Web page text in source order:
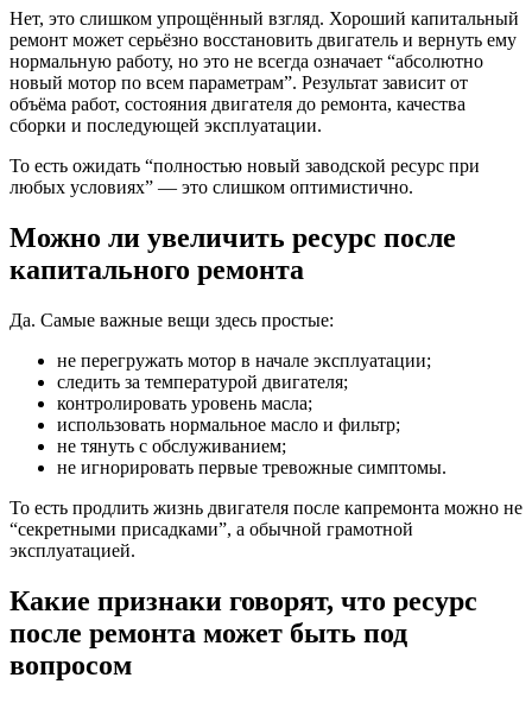
Нет, это слишком упрощённый взгляд. Хороший капитальный
ремонт может серьёзно восстановить двигатель и вернуть ему
нормальную работу, но это не всегда означает “абсолютно
новый мотор по всем параметрам”. Результат зависит от
объёма работ, состояния двигателя до ремонта, качества
сборки и последующей эксплуатации.
То есть ожидать “полностью новый заводской ресурс при
любых условиях” — это слишком оптимистично.
Можно ли увеличить ресурс после
капитального ремонта
Да. Самые важные вещи здесь простые:
не перегружать мотор в начале эксплуатации;
следить за температурой двигателя;
контролировать уровень масла;
использовать нормальное масло и фильтр;
не тянуть с обслуживанием;
не игнорировать первые тревожные симптомы.
То есть продлить жизнь двигателя после капремонта можно не
“секретными присадками”, а обычной грамотной
эксплуатацией.
Какие признаки говорят, что ресурс
после ремонта может быть под
вопросом